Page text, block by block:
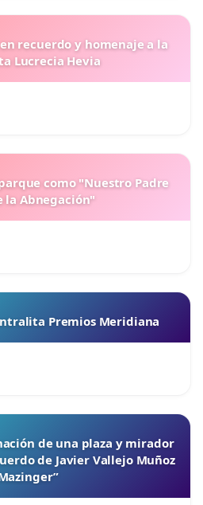
recuerdo y homenaje a la
Lucrecia Hevia
como "Nuestro Padre
la Abnegación"
Premios Meridiana
de una plaza y mirador
de Javier Vallejo Muñoz